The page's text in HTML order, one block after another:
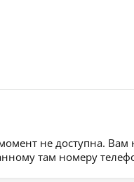
не доступна. Вам
там номеру